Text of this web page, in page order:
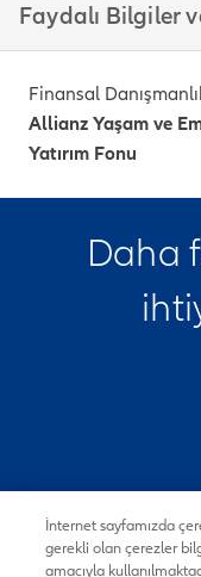
Faydalı Bilgiler
Finansal
Allianz Yaşam ve
Yatırım Fonu
Daha
İnternet sayfamızda
gerekli olan çerezler
amacıyla